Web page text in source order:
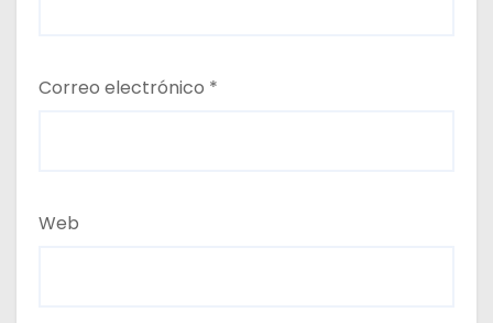
Correo electrónico *
Web